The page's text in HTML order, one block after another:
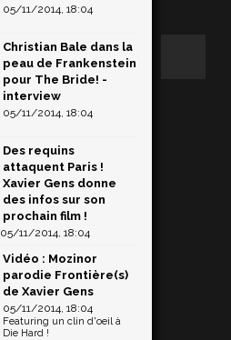
05/11/2014, 18:04
Christian Bale dans la
peau de Frankenstein
pour The Bride! -
interview
05/11/2014, 18:04
Des requins
attaquent Paris !
Xavier Gens donne
des infos sur son
prochain film !
05/11/2014, 18:04
Vidéo : Mozinor
parodie Frontière(s)
de Xavier Gens
05/11/2014, 18:04
Featuring un clin d'oeil à
Die Hard !